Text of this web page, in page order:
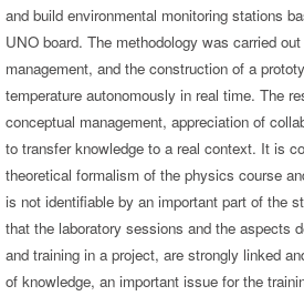
and build environmental monitoring stations
UNO board. The methodology was carried
management, and the construction of a
temperature autonomously in real time. The
conceptual management, appreciation of
to transfer knowledge to a real context. It is
theoretical formalism of the physics course
is not identifiable by an important part of the
that the laboratory sessions and the aspects
and training in a project, are strongly linked
of knowledge, an important issue for the